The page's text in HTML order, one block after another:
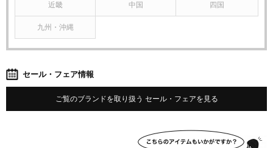
近畿 中国 四国
九州・沖縄
セール・フェア情報
ご覧のブランドを取り扱う セール・フェアを見る